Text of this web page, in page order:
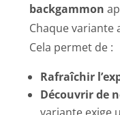
backgammon
Chaque variante
Cela permet de :
Rafraîchir
Découvrir de